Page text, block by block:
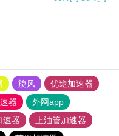
旋风
优途加速器
器
外网app
速器
上油管加速器